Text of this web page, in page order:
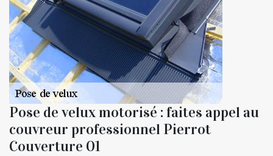
Pose de velux motorisé : faites appel au
couvreur professionnel Pierrot
Couverture 01